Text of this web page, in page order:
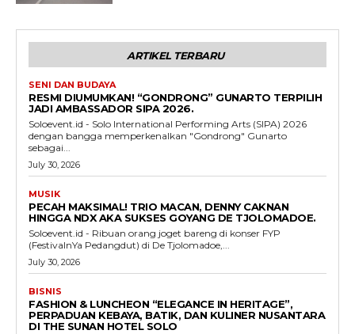
ARTIKEL TERBARU
SENI DAN BUDAYA
RESMI DIUMUMKAN! “GONDRONG” GUNARTO TERPILIH
JADI AMBASSADOR SIPA 2026.
Soloevent.id - Solo International Performing Arts (SIPA) 2026
dengan bangga memperkenalkan "Gondrong" Gunarto
sebagai...
July 30, 2026
MUSIK
PECAH MAKSIMAL! TRIO MACAN, DENNY CAKNAN
HINGGA NDX AKA SUKSES GOYANG DE TJOLOMADOE.
Soloevent.id - Ribuan orang joget bareng di konser FYP
(FestivalnYa Pedangdut) di De Tjolomadoe,...
July 30, 2026
BISNIS
FASHION & LUNCHEON “ELEGANCE IN HERITAGE”,
PERPADUAN KEBAYA, BATIK, DAN KULINER NUSANTARA
DI THE SUNAN HOTEL SOLO